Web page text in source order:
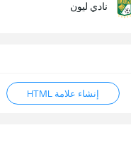
نادي ليون
إنشاء علامة HTML